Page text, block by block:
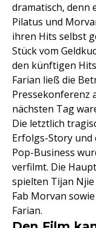
dramatisch, denn
Pilatus und
ihren Hits selbst
Stück vom
den künftigen
Farian ließ die
Pressekonferenz
nächsten Tag
Die letztlich
Erfolgs-Story und
Pop-Business
verfilmt. Die
spielten Tijan Njie
Fab Morvan sowie
Farian.